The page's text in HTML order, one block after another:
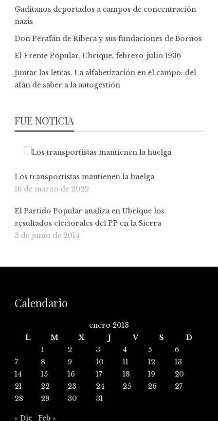
Gaditanos deportados a campos de concentración
nazis
Don Perafán de Ribera y sus fundaciones de Bornos
El Frente Popular. Ubrique, febrero-julio 1936
Juntar las letras. La alfabetización en el campo: del
afán de saber a la autogestión
FUE NOTICIA
Los transportistas mantienen la huelga
16 de marzo de 2022
El Partido Popular analiza en Ubrique los
resultados electorales del PP en la Sierra
3 de junio de 2014
Calendario
enero 2013
L
M X J V S
D
1
2 3 4 5
6
7
8 9 10 11 12
13
14
15 16 17 18 19
20
21
22 23 24 25 26
27
28
29 30 31
« Dic Feb »